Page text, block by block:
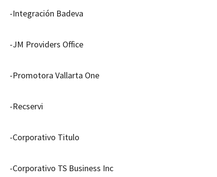
-Integración Badeva
-JM Providers Office
-Promotora Vallarta One
-Recservi
-Corporativo Titulo
-Corporativo TS Business Inc